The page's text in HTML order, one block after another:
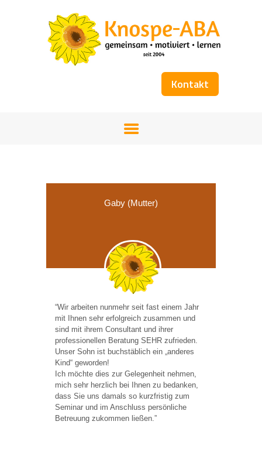
Kontakt
KOSTENÜBERNAHME
Gaby (Mutter)
“Wir arbeiten nunmehr seit fast einem Jahr
mit Ihnen sehr erfolgreich zusammen und
sind mit ihrem Consultant und ihrer
professionellen Beratung SEHR zufrieden.
Unser Sohn ist buchstäblich ein „anderes
Kind“ geworden!
Ich möchte dies zur Gelegenheit nehmen,
mich sehr herzlich bei Ihnen zu bedanken,
dass Sie uns damals so kurzfristig zum
Seminar und im Anschluss persönliche
Betreuung zukommen ließen.”